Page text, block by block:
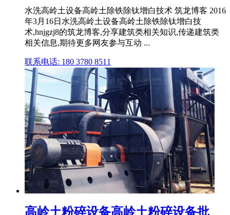
水洗高岭土设备高岭土除铁除钛增白技术 筑龙博客 2016
年3月16日水洗高岭土设备高岭土除铁除钛增白技
术,hnjgzj8的筑龙博客,分享建筑类相关知识,传递建筑类
相关信息,期待更多网友参与互动 ...
联系电话: 180 3780 8511
高岭土粉碎设备高岭土粉碎设备批